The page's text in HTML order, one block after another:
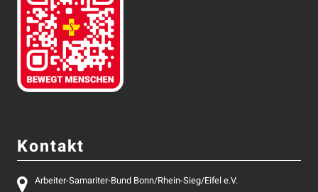
Kontakt
Arbeiter-Samariter-Bund Bonn/Rhein-Sieg/Eifel e.V.